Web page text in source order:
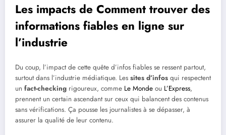
Les impacts de Comment trouver des
informations fiables en ligne sur
l’industrie
Du coup, l’impact de cette quête d’infos fiables se ressent partout,
surtout dans l’industrie médiatique. Les sites d’infos qui respectent
un fact-checking rigoureux, comme Le Monde ou L’Express,
prennent un certain ascendant sur ceux qui balancent des contenus
sans vérifications. Ça pousse les journalistes à se dépasser, à
assurer la qualité de leur contenu.